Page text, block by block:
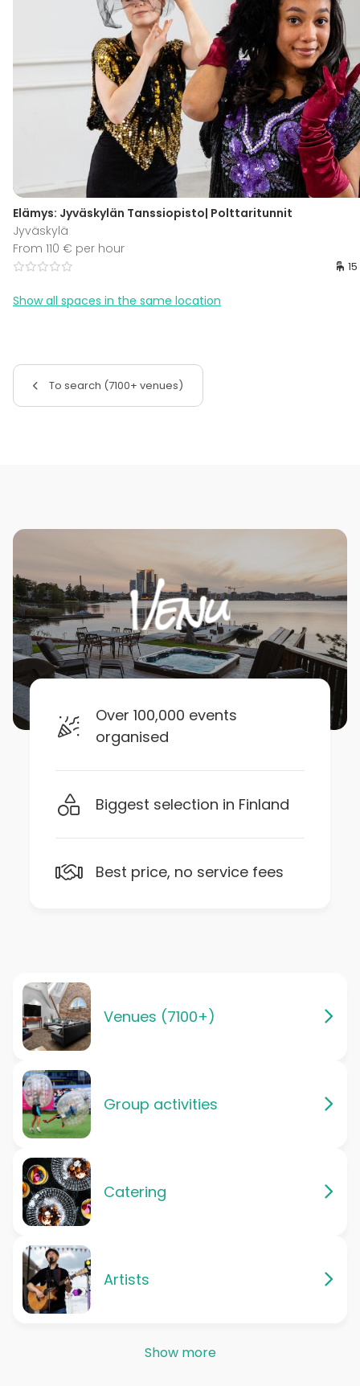
Elämys: Jyväskylän Tanssiopisto| Polttaritunnit
Jyväskylä
From 110 € per hour
15
Show all spaces in the same location
To search (7100+ venues)
Over 100,000 events
organised
Biggest selection in Finland
Best price, no service fees
Venues (7100+)
Group activities
Catering
Artists
Show more